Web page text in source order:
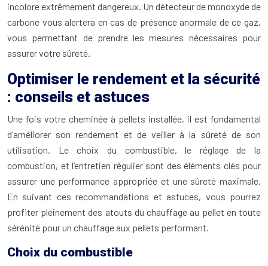
incolore extrêmement dangereux. Un détecteur de monoxyde de
carbone vous alertera en cas de présence anormale de ce gaz,
vous permettant de prendre les mesures nécessaires pour
assurer votre sûreté.
Optimiser le rendement et la sécurité
: conseils et astuces
Une fois votre cheminée à pellets installée, il est fondamental
d’améliorer son rendement et de veiller à la sûreté de son
utilisation. Le choix du combustible, le réglage de la
combustion, et l’entretien régulier sont des éléments clés pour
assurer une performance appropriée et une sûreté maximale.
En suivant ces recommandations et astuces, vous pourrez
profiter pleinement des atouts du chauffage au pellet en toute
sérénité pour un chauffage aux pellets performant.
Choix du combustible